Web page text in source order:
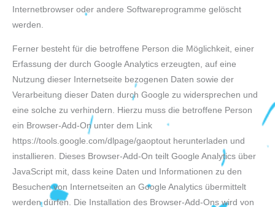
Internetbrowser oder andere Softwareprogramme gelöscht
werden.
Ferner besteht für die betroffene Person die Möglichkeit, einer
Erfassung der durch Google Analytics erzeugten, auf eine
Nutzung dieser Internetseite bezogenen Daten sowie der
Verarbeitung dieser Daten durch Google zu widersprechen und
eine solche zu verhindern. Hierzu muss die betroffene Person
ein Browser-Add-On unter dem Link
https://tools.google.com/dlpage/gaoptout herunterladen und
installieren. Dieses Browser-Add-On teilt Google Analytics über
JavaScript mit, dass keine Daten und Informationen zu den
Besuchen von Internetseiten an Google Analytics übermittelt
werden dürfen. Die Installation des Browser-Add-Ons wird von